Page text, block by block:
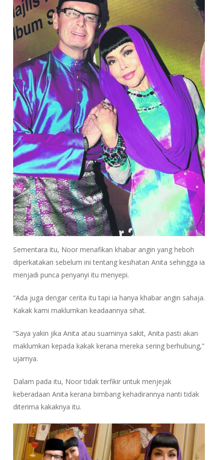
Sementara itu, Noor menafikan khabar angin yang heboh
diperkatakan sebelum ini tentang kesihatan Anita sehingga ia
menjadi punca penyanyi itu menyepi.
“Ada juga dengar cerita itu tapi ia hanya khabar angin sahaja.
Kakak kami maklumkan keadaannya sihat.
“Saya yakin jika Anita atau suaminya sakit, Anita pasti akan
maklumkan kepada kakak kerana mereka sering berhubung,”
ujarnya.
Dalam pada itu, Noor tidak terfikir untuk menjejak
keberadaan Anita kerana bimbang kehadirannya nanti tidak
diterima kakaknya itu.